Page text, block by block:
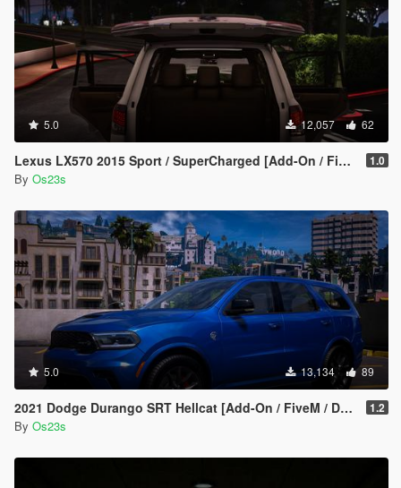
5.0 12,057 62
Lexus LX570 2015 Sport / SuperCharged [Add-On / FiveM] 1.0
By Os23s
5.0 13,134 89
2021 Dodge Durango SRT Hellcat [Add-On / FiveM / Debadged] 1.2
By Os23s